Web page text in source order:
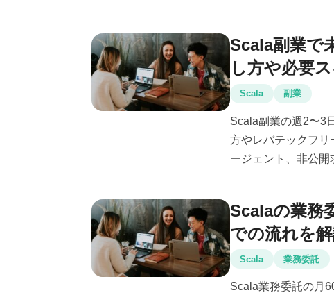
Scala副業で
し方や必要
Scala 副業
Scala副業の週2〜3
方やレバテックフリ
ージェント、非公開
Scalaの業務
での流れを
Scala 業務委託
Scala業務委託の月